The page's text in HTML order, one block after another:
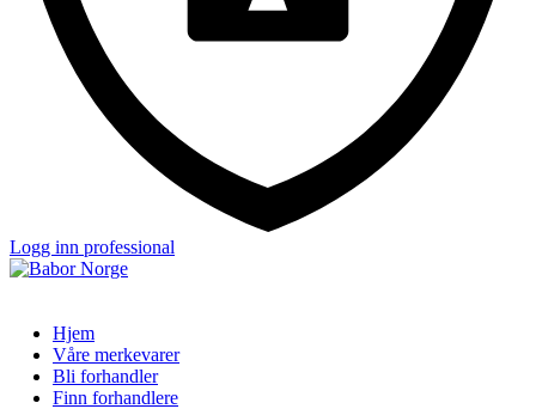
Logg inn professional
Hjem
Våre merkevarer
Bli forhandler
Finn forhandlere